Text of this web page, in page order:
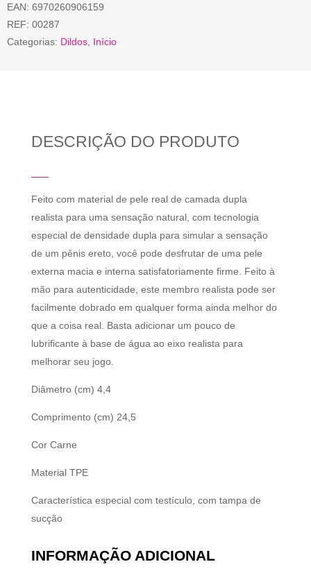
EAN: 6970260906159
REF: 00287
Categorias: Dildos Início
DESCRIÇÃO DO PRODUTO
Feito com material de pele real de camada dupla
realista para uma sensação natural, com tecnologia
especial de densidade dupla para simular a sensação
de um pênis ereto, você pode desfrutar de uma pele
externa macia e interna satisfatoriamente firme. Feito à
mão para autenticidade, este membro realista pode ser
facilmente dobrado em qualquer forma ainda melhor do
que a coisa real. Basta adicionar um pouco de
lubrificante à base de água ao eixo realista para
melhorar seu jogo.
Diâmetro (cm) 4,4
Comprimento (cm) 24,5
Cor Carne
Material TPE
Característica especial com testículo, com tampa de
sucção
INFORMAÇÃO ADICIONAL